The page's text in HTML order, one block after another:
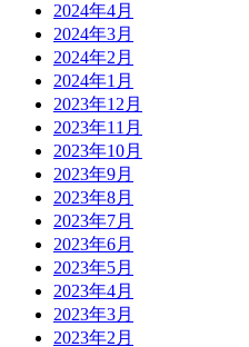
2024年4月
2024年3月
2024年2月
2024年1月
2023年12月
2023年11月
2023年10月
2023年9月
2023年8月
2023年7月
2023年6月
2023年5月
2023年4月
2023年3月
2023年2月